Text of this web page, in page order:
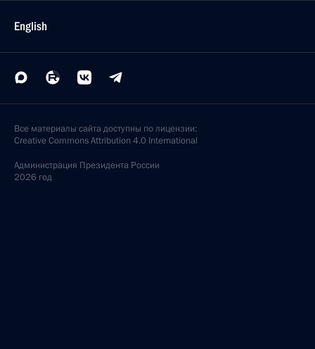
English
Все материалы сайта доступны по лицензии:
Creative Commons Attribution 4.0 International
Администрация Президента России
2026 год